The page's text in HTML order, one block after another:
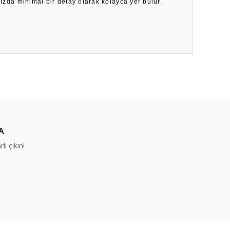
minimal bir detay olarak kolayca yer bulur.
çıkın!